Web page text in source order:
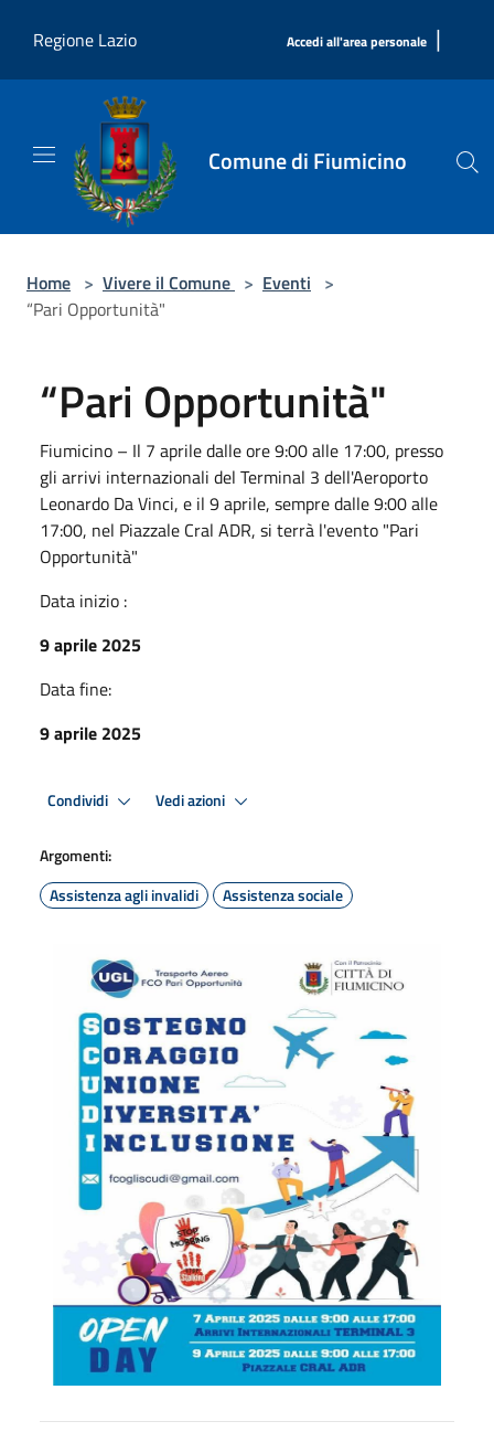
Regione Lazio
Accedi all'area personale |
Comune di Fiumicino
Home > Vivere il Comune > Eventi >
“Pari Opportunità"
“Pari Opportunità"
Fiumicino – Il 7 aprile dalle ore 9:00 alle 17:00, presso
gli arrivi internazionali del Terminal 3 dell'Aeroporto
Leonardo Da Vinci, e il 9 aprile, sempre dalle 9:00 alle
17:00, nel Piazzale Cral ADR, si terrà l'evento "Pari
Opportunità"
Data inizio :
9 aprile 2025
Data fine:
9 aprile 2025
Condividi Vedi azioni
Argomenti:
Assistenza agli invalidi
Assistenza sociale